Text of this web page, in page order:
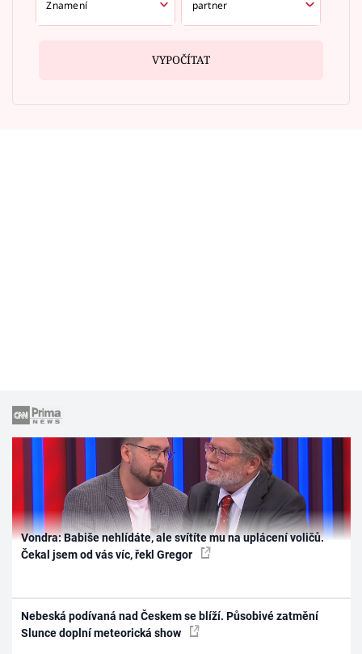
VYPOČÍTAT
Vondra: Babiše nehlídáte, ale svítíte mu na uplácení voličů.
Čekal jsem od vás víc, řekl Gregor
Nebeská podívaná nad Českem se blíží. Působivé zatmění
Slunce doplní meteorická show